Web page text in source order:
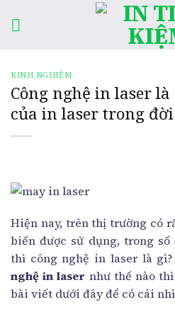
KINH NGHIỆM
Công nghệ in laser
của in laser trong
Hiện nay, trên thị trường có
biến được sử dụng, trong
thì công nghệ in laser là
nghệ in laser như thế nào
bài viết dưới đây để có cái
rocket